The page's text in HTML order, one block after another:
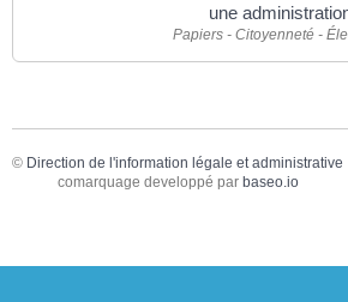
une
Papiers - Citoyenneté -
© Direction de l'information légale et administrative
comarquage developpé par baseo.io